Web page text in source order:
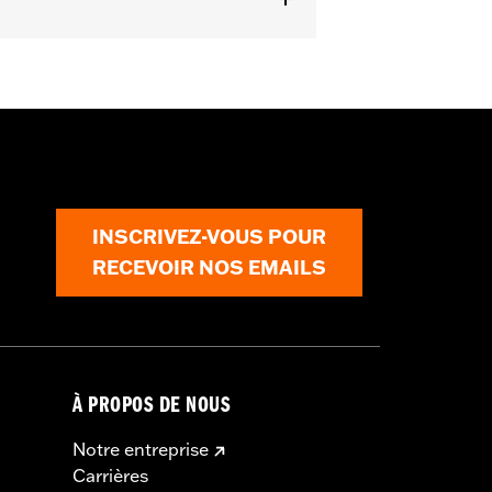
pour protéger votre
INSCRIVEZ-VOUS POUR
RECEVOIR NOS EMAILS
À PROPOS DE NOUS
Notre entreprise
Carrières